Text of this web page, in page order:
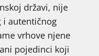
državi, nije
i autentičnog
vrhove njene
pojedinci koji